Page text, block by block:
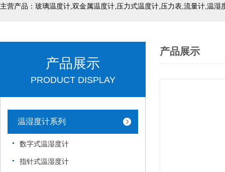
产品展示
PRODUCT DISPLAY
温湿度计系列
数字式温湿度计
指针式温湿度计
产品展示